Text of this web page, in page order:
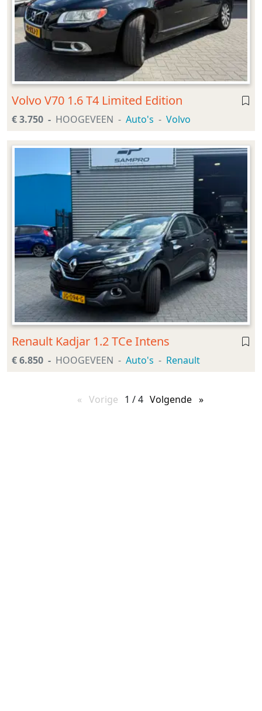
Volvo V70 1.6 T4 Limited Edition
€ 3.750 HOOGEVEEN Auto's Volvo
Renault Kadjar 1.2 TCe Intens
€ 6.850 HOOGEVEEN Auto's Renault
Vorige pagina
1 / 4 Volgende pagina